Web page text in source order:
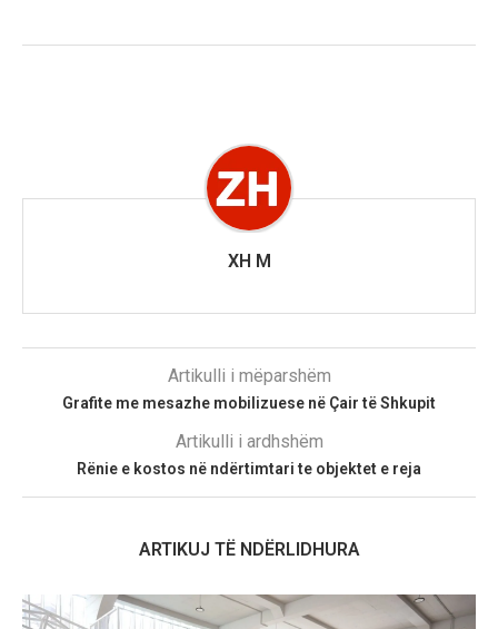
XH M
Artikulli i mëparshëm
Grafite me mesazhe mobilizuese në Çair të Shkupit
Artikulli i ardhshëm
Rënie e kostos në ndërtimtari te objektet e reja
ARTIKUJ TË NDËRLIDHURA